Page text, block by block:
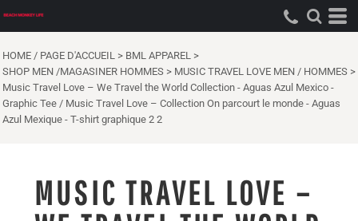
HOME / PAGE D'ACCUEIL > BML APPAREL >
SHOP MEN /MAGASINER HOMMES > MUSIC TRAVEL LOVE MEN / HOMMES >
Music Travel Love – We Travel the World Collection - Aguas Azul Mexico -
Graphic Tee / Music Travel Love – Collection On parcourt le monde - Aguas
Azul Mexique - T-shirt graphique 2 2
MUSIC TRAVEL LOVE –